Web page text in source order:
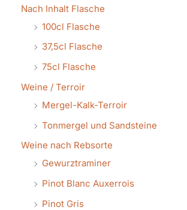
Nach Inhalt Flasche
100cl Flasche
37,5cl Flasche
75cl Flasche
Weine / Terroir
Mergel-Kalk-Terroir
Tonmergel und Sandsteine
Weine nach Rebsorte
Gewurztraminer
Pinot Blanc Auxerrois
Pinot Gris